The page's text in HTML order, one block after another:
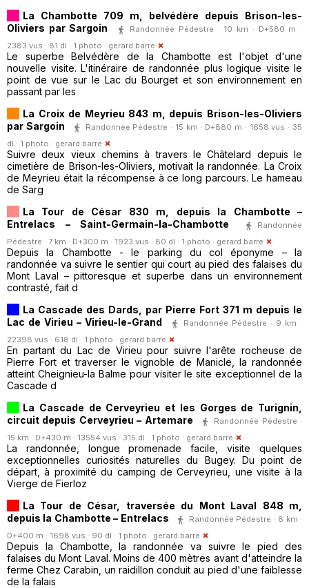
La Chambotte 709 m, belvédère depuis Brison-les-
Oliviers par Sargoin
Randonnée Pédestre · 10 km · D+580 m ·
2383 vus · 81 dl · 1 photo · gerard.barre
Le superbe Belvédère de la Chambotte est l'objet d'une
nouvelle visite. L'itinéraire de randonnée plus logique visite le
point de vue sur le Lac du Bourget et son environnement en
passant par les
La Croix de Meyrieu 843 m, depuis Brison-les-Oliviers
par Sargoin
Randonnée Pédestre · 15 km · D+880 m · 1658 vus · 35
dl · 1 photo · gerard.barre
Suivre deux vieux chemins à travers le Châtelard depuis le
cimetière de Brison-les-Oliviers, motivait la randonnée. La Croix
de Meyrieu était la récompense à ce long parcours. Le hameau
de Sarg
La Tour de César 830 m, depuis la Chambotte –
Entrelacs – Saint-Germain-la-Chambotte
Randonnée
Pédestre · 7 km · D+300 m · 1923 vus · 80 dl · 1 photo · gerard.barre
Depuis la Chambotte - le parking du col éponyme – la
randonnée va suivre le sentier qui court au pied des falaises du
Mont Laval – pittoresque et superbe dans un environnement
contrasté, fait d
La Cascade des Dards, par Pierre Fort 371 m depuis le
Lac de Virieu – Virieu-le-Grand
Randonnée Pédestre · 9 km ·
22398 vus · 618 dl · 1 photo · gerard.barre
En partant du Lac de Virieu pour suivre l'arête rocheuse de
Pierre Fort et traverser le vignoble de Manicle, la randonnée
atteint Cheignieu-la Balme pour visiter le site exceptionnel de la
Cascade d
La Cascade de Cerveyrieu et les Gorges de Turignin,
circuit depuis Cerveyrieu – Artemare
Randonnée Pédestre ·
15 km · D+430 m · 13554 vus · 315 dl · 1 photo · gerard.barre
La randonnée, longue promenade facile, visite quelques
exceptionnelles curiosités naturelles du Bugey. Du point de
départ, à proximité du camping de Cerveyrieu, une visite à la
Vierge de Fierloz
La Tour de César, traversée du Mont Laval 848 m,
depuis la Chambotte – Entrelacs
Randonnée Pédestre · 8 km ·
D+400 m · 1698 vus · 90 dl · 1 photo · gerard.barre
Depuis la Chambotte, la randonnée va suivre le pied des
falaises du Mont Laval. Moins de 400 mètres avant d'atteindre la
ferme Chez Carabin, un raidillon conduit au pied d'une faiblesse
de la falais